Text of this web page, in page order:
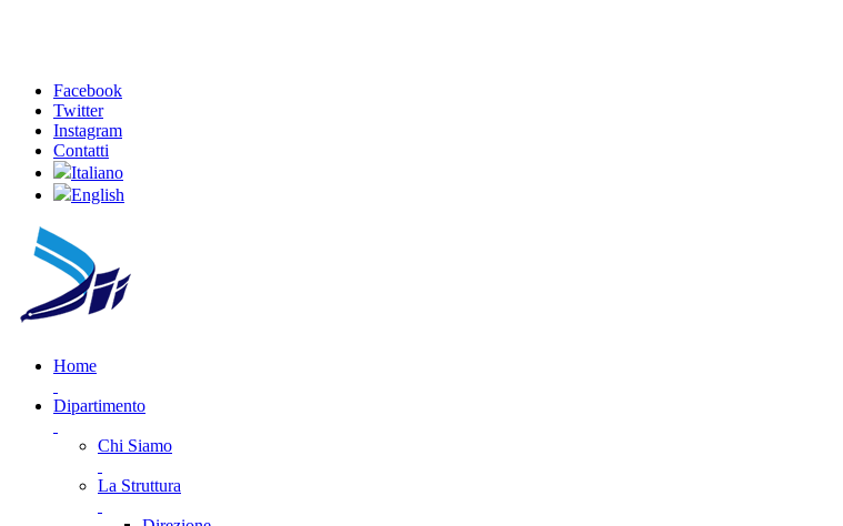
Facebook
Twitter
Instagram
Contatti
Italiano
English
Home
Dipartimento
Chi Siamo
La Struttura